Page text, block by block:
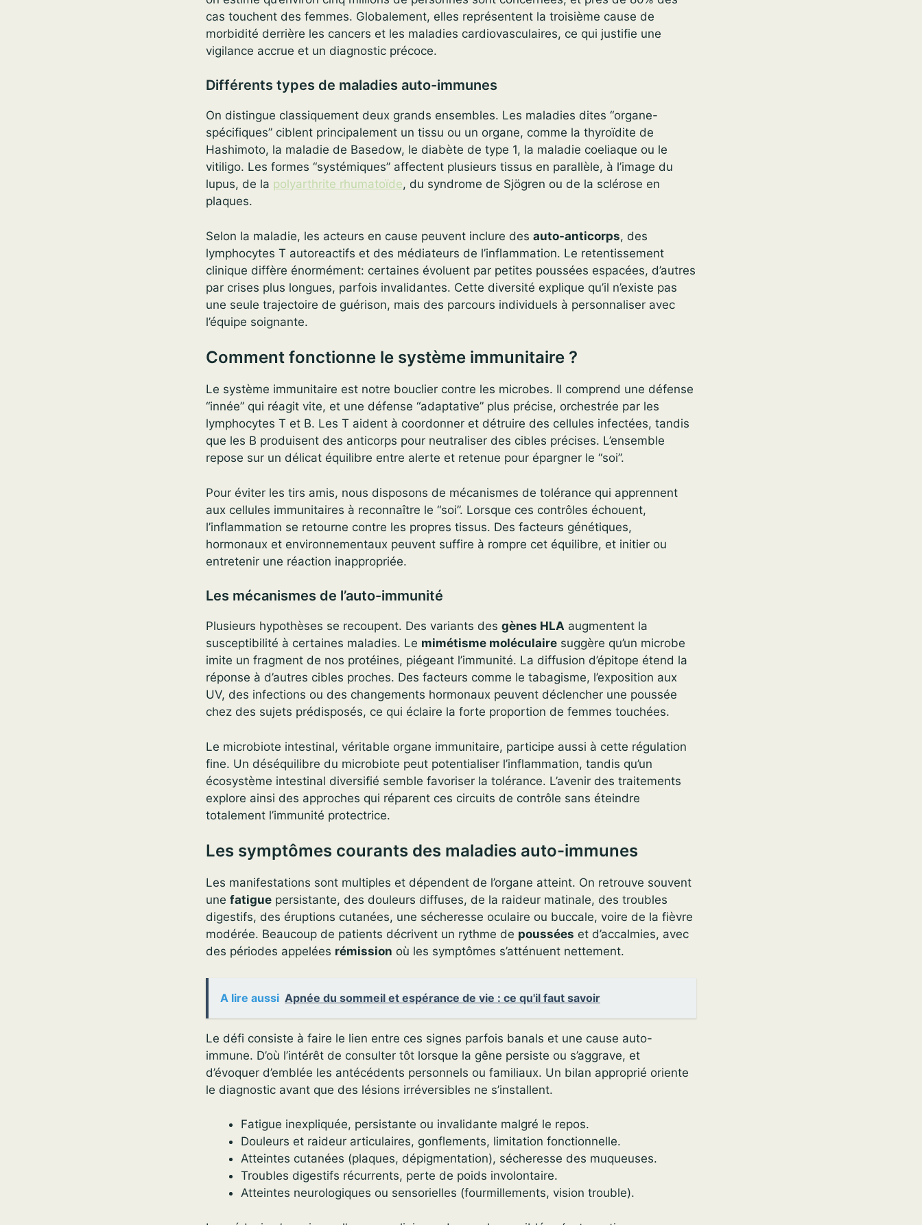
cas touchent des femmes. Globalement, elles représentent la troisième cause de
morbidité derrière les cancers et les maladies cardiovasculaires, ce qui justifie une
vigilance accrue et un diagnostic précoce.
Différents types de maladies auto-immunes
On distingue classiquement deux grands ensembles. Les maladies dites “organe-
spécifiques” ciblent principalement un tissu ou un organe, comme la thyroïdite de
Hashimoto, la maladie de Basedow, le diabète de type 1, la maladie coeliaque ou le
vitiligo. Les formes “systémiques” affectent plusieurs tissus en parallèle, à l’image du
lupus, de la polyarthrite rhumatoïde, du syndrome de Sjögren ou de la sclérose en
plaques.
Selon la maladie, les acteurs en cause peuvent inclure des auto-anticorps, des
lymphocytes T autoreactifs et des médiateurs de l’inflammation. Le retentissement
clinique diffère énormément: certaines évoluent par petites poussées espacées, d’autres
par crises plus longues, parfois invalidantes. Cette diversité explique qu’il n’existe pas
une seule trajectoire de guérison, mais des parcours individuels à personnaliser avec
l’équipe soignante.
Comment fonctionne le système immunitaire ?
Le système immunitaire est notre bouclier contre les microbes. Il comprend une défense
“innée” qui réagit vite, et une défense “adaptative” plus précise, orchestrée par les
lymphocytes T et B. Les T aident à coordonner et détruire des cellules infectées, tandis
que les B produisent des anticorps pour neutraliser des cibles précises. L’ensemble
repose sur un délicat équilibre entre alerte et retenue pour épargner le “soi”.
Pour éviter les tirs amis, nous disposons de mécanismes de tolérance qui apprennent
aux cellules immunitaires à reconnaître le “soi”. Lorsque ces contrôles échouent,
l’inflammation se retourne contre les propres tissus. Des facteurs génétiques,
hormonaux et environnementaux peuvent suffire à rompre cet équilibre, et initier ou
entretenir une réaction inappropriée.
Les mécanismes de l’auto-immunité
Plusieurs hypothèses se recoupent. Des variants des gènes HLA augmentent la
susceptibilité à certaines maladies. Le mimétisme moléculaire suggère qu’un microbe
imite un fragment de nos protéines, piégeant l’immunité. La diffusion d’épitope étend la
réponse à d’autres cibles proches. Des facteurs comme le tabagisme, l’exposition aux
UV, des infections ou des changements hormonaux peuvent déclencher une poussée
chez des sujets prédisposés, ce qui éclaire la forte proportion de femmes touchées.
Le microbiote intestinal, véritable organe immunitaire, participe aussi à cette régulation
fine. Un déséquilibre du microbiote peut potentialiser l’inflammation, tandis qu’un
écosystème intestinal diversifié semble favoriser la tolérance. L’avenir des traitements
explore ainsi des approches qui réparent ces circuits de contrôle sans éteindre
totalement l’immunité protectrice.
Les symptômes courants des maladies auto-immunes
Les manifestations sont multiples et dépendent de l’organe atteint. On retrouve souvent
une fatigue persistante, des douleurs diffuses, de la raideur matinale, des troubles
digestifs, des éruptions cutanées, une sécheresse oculaire ou buccale, voire de la fièvre
modérée. Beaucoup de patients décrivent un rythme de poussées et d’accalmies, avec
des périodes appelées rémission où les symptômes s’atténuent nettement.
A lire aussi Apnée du sommeil et espérance de vie : ce qu'il faut savoir
Le défi consiste à faire le lien entre ces signes parfois banals et une cause auto-
immune. D’où l’intérêt de consulter tôt lorsque la gêne persiste ou s’aggrave, et
d’évoquer d’emblée les antécédents personnels ou familiaux. Un bilan approprié oriente
le diagnostic avant que des lésions irréversibles ne s’installent.
Fatigue inexpliquée, persistante ou invalidante malgré le repos.
Douleurs et raideur articulaires, gonflements, limitation fonctionnelle.
Atteintes cutanées (plaques, dépigmentation), sécheresse des muqueuses.
Troubles digestifs récurrents, perte de poids involontaire.
Atteintes neurologiques ou sensorielles (fourmillements, vision trouble).